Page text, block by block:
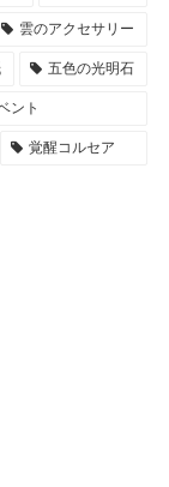
雲のアクセサリー
五色の光明石
ント
覚醒コルセア